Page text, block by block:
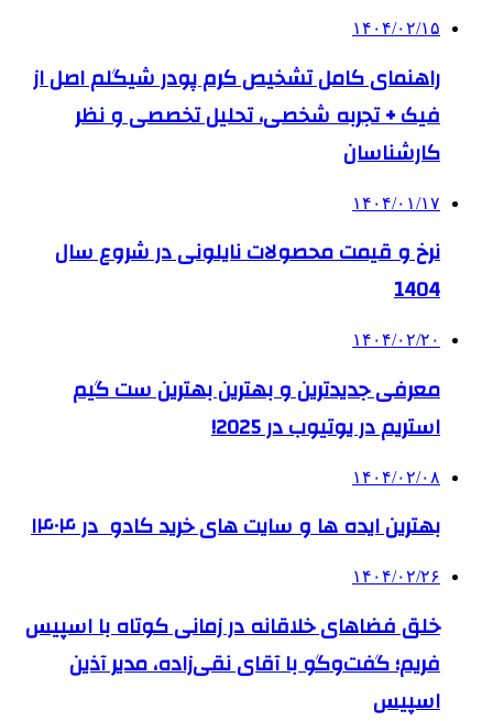
۱۴۰۴/۰۲/۱۵
راهنمای کامل تشخیص کرم پودر شیگلم اصل از
فیک + تجربه شخصی، تحلیل تخصصی و نظر
کارشناسان
۱۴۰۴/۰۱/۱۷
نرخ و قیمت محصولات نایلونی در شروع سال
1404
۱۴۰۴/۰۲/۲۰
معرفی جدیدترین و بهترین بهترین ست گیم
استریم در یوتیوب در 2025!
۱۴۰۴/۰۲/۰۸
بهترین ایده ها و سایت های خرید کادو در ۱۴۰۴
۱۴۰۴/۰۲/۲۶
خلق فضاهای خلاقانه در زمانی کوتاه با اسپیس
فریم؛ گفت‌وگو با آقای نقی‌زاده، مدیر آذین
اسپیس